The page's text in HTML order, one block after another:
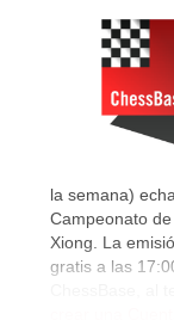
la semana)
Campeonato
Xiong. La
gratis a las